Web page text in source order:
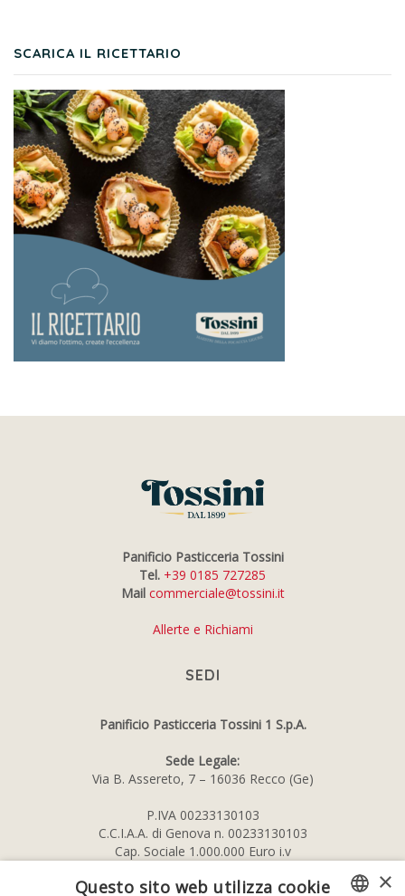
SCARICA IL RICETTARIO
Panificio Pasticceria Tossini
Tel. +39 0185 727285
Mail commerciale@tossini.it
Allerte e Richiami
SEDI
Panificio Pasticceria Tossini 1 S.p.A.
Sede Legale:
Via B. Assereto, 7 – 16036 Recco (Ge)
P.IVA 00233130103
C.C.I.A.A. di Genova n. 00233130103
Cap. Sociale 1.000.000 Euro i.v
×
Questo sito web utilizza cookie